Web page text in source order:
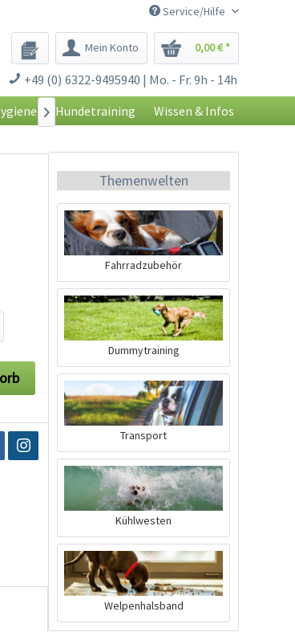
Service/Hilfe
Mein Konto 0,00 € *
+49 (0) 6322-9495940 | Mo. - Fr. 9h - 14h
Hundetraining Wissen & Infos

Themenwelten
Fahrradzubehör
Dummytraining
Transport
Kühlwesten
Welpenhalsband